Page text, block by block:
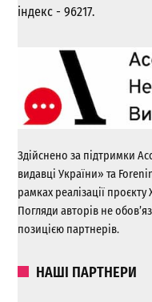
індекс - 96217.
Здійснено за підтримки
видавці України» та
рамках реалізації
Погляди авторів не
позицією партнерів.
НАШІ ПАРТНЕРИ